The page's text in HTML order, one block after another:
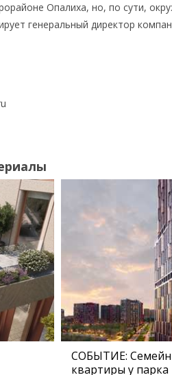
Опалиха, но, по сути,
генеральный директор
СОБЫТИЕ:
квартиры у парка